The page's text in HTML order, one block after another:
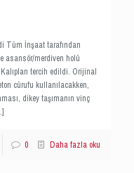
Tüm İnşaat tarafından
asansör/merdiven holü
tercih edildi. Orijinal
cürufu kullanılacakken,
dikey taşımanın vinç
0 Daha fazla oku